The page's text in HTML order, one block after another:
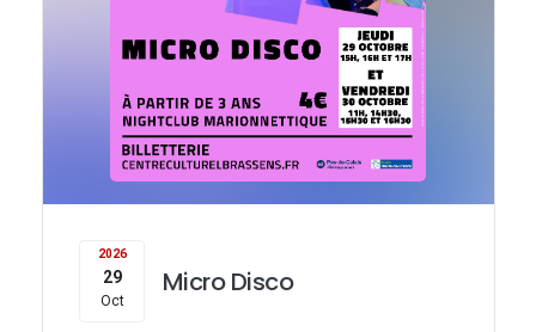
2026
29
Oct
Micro Disco